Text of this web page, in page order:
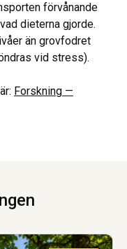
förvånande
dieterna gjorde.
än grovfodret
vid stress).
Forskning —